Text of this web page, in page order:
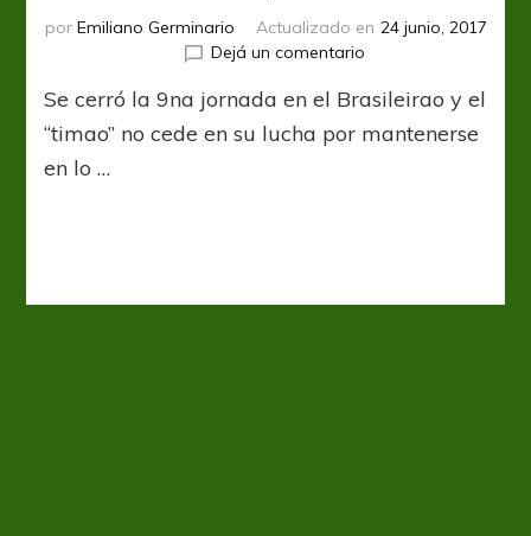
por Emiliano Germinario Actualizado en 24 junio, 2017
Dejá un comentarioen
Timao,
a
Se cerró la 9na jornada en el Brasileirao y el
“timao” no cede en su lucha por mantenerse
en lo …